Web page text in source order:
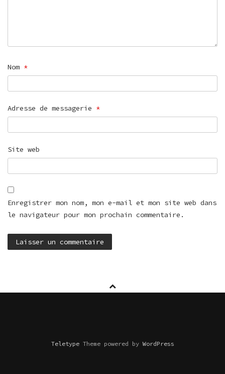
Nom *
Adresse de messagerie *
Site web
Enregistrer mon nom, mon e-mail et mon site web dans
le navigateur pour mon prochain commentaire.
TeletypeTheme powered byWordPress